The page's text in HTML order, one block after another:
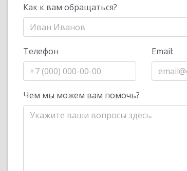
Как к вам обращаться?
Телефон Email:
Чем мы можем вам помочь?